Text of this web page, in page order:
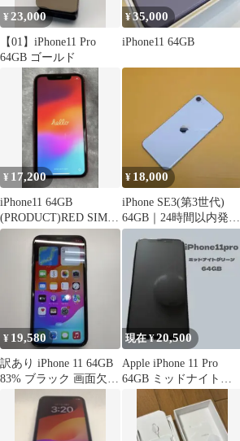
¥23,000
【01】iPhone11 Pro
64GB ゴールド
¥35,000
iPhone11 64GB
¥ 17,200
iPhone11 64GB
(PRODUCT)RED SIMフ
リー
¥ 18,000
iPhone SE3(第3世代)
64GB｜24時間以内発送
#933
¥ 19,580
訳あり iPhone 11 64GB
83% ブラック 画面欠け
現在 ¥20,500
Apple iPhone 11 Pro
64GB ミッドナイトグ
リーン